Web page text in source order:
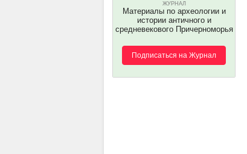
ЖУРНАЛ
Материалы по археологии и
истории античного и
средневекового Причерноморья
Подписаться на Журнал